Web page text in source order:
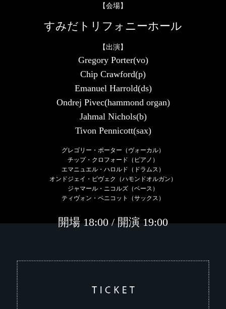
【会場】
すみだトリフォニーホール
【出演】
Gregory Porter(vo)
Chip Crawford(p)
Emanuel Harrold(ds)
Ondrej Pivec(hammond organ)
Jahmal Nichols(b)
Tivon Pennicott(sax)
グレゴリー・ポーター（ヴォーカル）
チップ・クロフォード（ピアノ）
エマニュエル・ハロルド（ドラムス）
オンドジェイ・ピヴェク（ハモンドオルガン）
ジャマール・ニコルズ（ベース）
ティヴォン・ペニコット（サックス）
開場 18:00 / 開演 19:00